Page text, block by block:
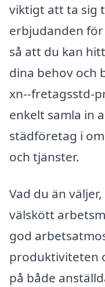
viktigt att ta sig
erbjudanden
så att du kan
dina behov och
xn--fretagsstd-
enkelt samla in
städföretag i
och tjänster.
Vad du än
välskött
god
produktiviteten
på både